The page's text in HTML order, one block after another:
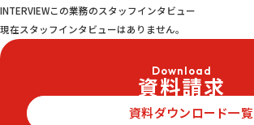
INTERVIEWこの業務のスタッフインタビュー
現在スタッフインタビューはありません。
Download
資料請求
資料ダウンロード一覧